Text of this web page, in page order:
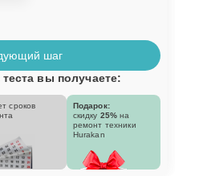
шаг
вы получаете:
сроков
Подарок:
скидку 25% на
ремонт техники
Hurakan